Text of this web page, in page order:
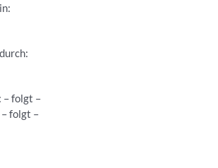
– folgt –
folgt –